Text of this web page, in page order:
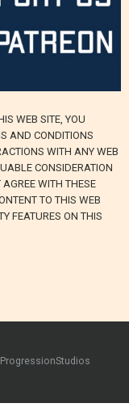
WEB SITE, YOU
AND CONDITIONS
WITH ANY WEB
CONSIDERATION
WITH THESE
TO THIS WEB
FEATURES ON THIS